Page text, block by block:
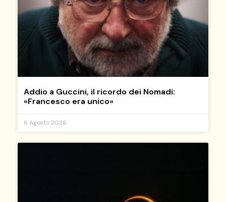
Addio a Guccini, il ricordo dei Nomadi:
«Francesco era unico»
6 Agosto 2026